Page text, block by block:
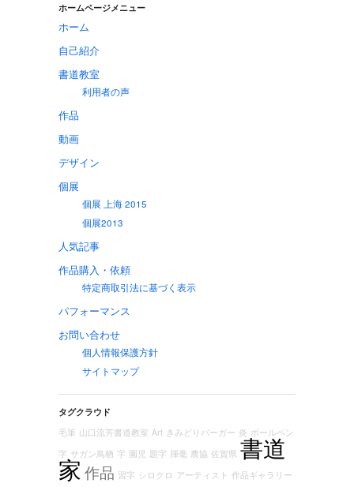
ホームページメニュー
ホーム
自己紹介
書道教室
利用者の声
作品
動画
デザイン
個展
個展 上海 2015
個展2013
人気記事
作品購入・依頼
特定商取引法に基づく表示
パフォーマンス
お問い合わせ
個人情報保護方針
サイトマップ
タグクラウド
毛筆 山口流芳書道教室 Art きみどりバーガー 炎 ボールペン
字 サガン鳥栖 字 園児 題字 揮毫 農協 佐賀県 書道
家作品 習字 シロクロ アーティスト 作品ギャラリー